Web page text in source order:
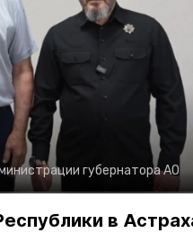
губернатора АО
в